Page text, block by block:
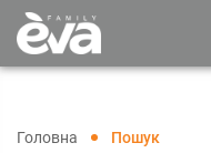
Головна Пошук